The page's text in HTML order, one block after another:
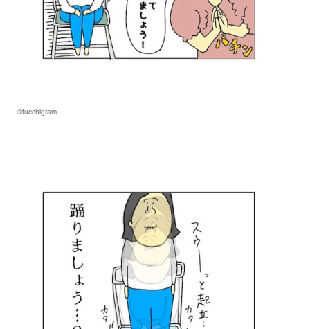
©tucchigram